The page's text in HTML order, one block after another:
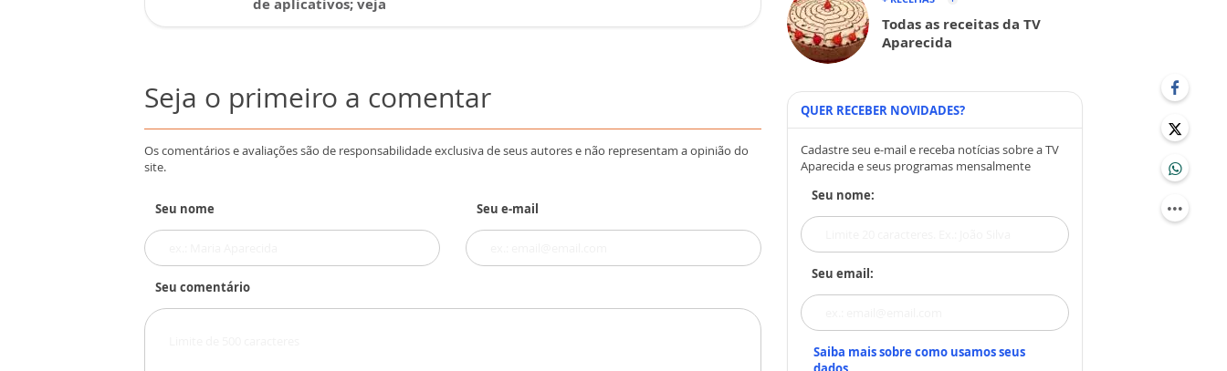
de aplicativos; veja
Seja o primeiro a comentar
Os comentários e avaliações são de responsabilidade exclusiva de seus autores e não representam a opinião do
site.
Seu nome Seu e-mail
Seu comentário
Todas as receitas da TV
Aparecida
QUER RECEBER NOVIDADES?
Cadastre seu e-mail e receba notícias sobre a TV
Aparecida e seus programas mensalmente
Seu nome:
Seu email:
Saiba mais sobre como usamos seus